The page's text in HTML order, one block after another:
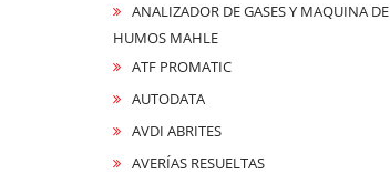
ANALIZADOR DE GASES Y MAQUINA DE
HUMOS MAHLE
ATF PROMATIC
AUTODATA
AVDI ABRITES
AVERÍAS RESUELTAS